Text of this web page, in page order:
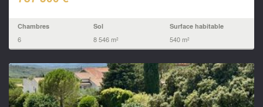
Chambres
6
Sol
8 546 m²
Surface habitable
540 m²